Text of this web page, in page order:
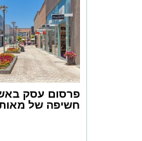
פרסום עסק
חשיפה של